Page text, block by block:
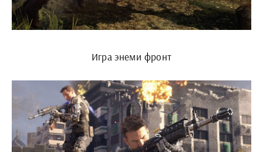
Игра энеми фронт